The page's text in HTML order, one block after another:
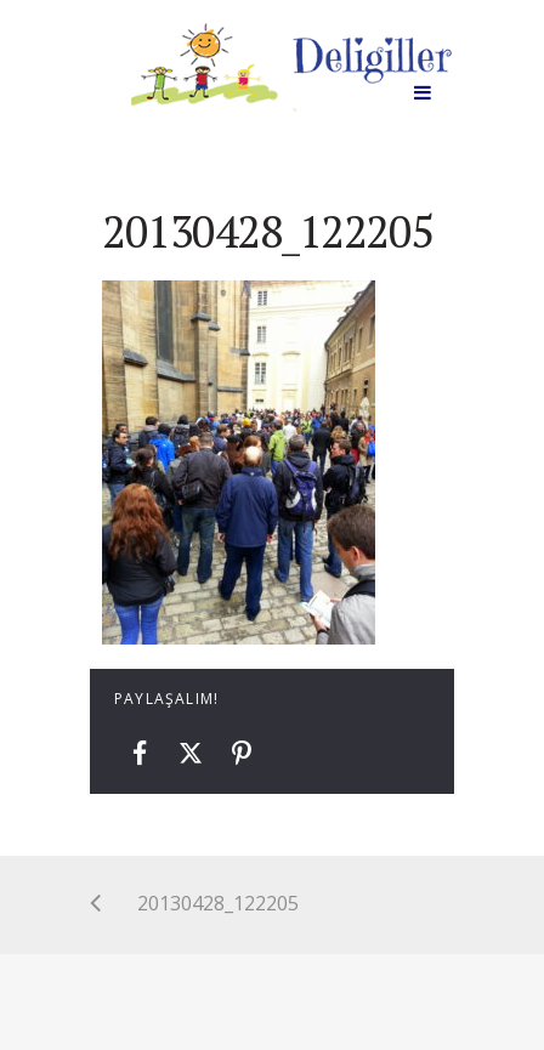
20130428_122205
PAYLAŞALIM!
20130428_122205